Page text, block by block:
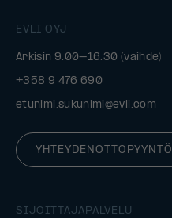
EVLI OYJ
Arkisin 9.00–16.30 (vaihde)
+358 9 476 690
etunimi.sukunimi@evli.com
YHTEYDENOTTOPYYNTÖ
SIJOITTAJAPALVELU